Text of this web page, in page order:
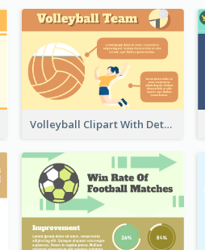
Volleyball Clipart With Details